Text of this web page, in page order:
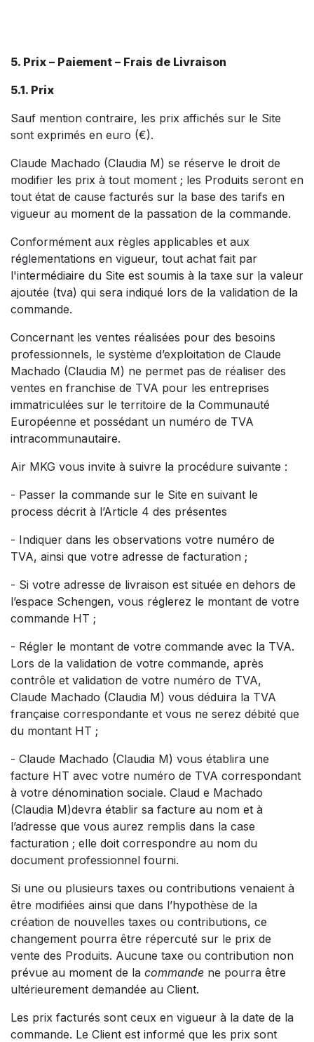
5. Prix – Paiement – Frais de Livraison
5.1. Prix
Sauf mention contraire, les prix affichés sur le Site
sont exprimés en euro (€).
Claude Machado (Claudia M) se réserve le droit de
modifier les prix à tout moment ; les Produits seront en
tout état de cause facturés sur la base des tarifs en
vigueur au moment de la passation de la commande.
Conformément aux règles applicables et aux
réglementations en vigueur, tout achat fait par
l'intermédiaire du Site est soumis à la taxe sur la valeur
ajoutée (tva) qui sera indiqué lors de la validation de la
commande.
Concernant les ventes réalisées pour des besoins
professionnels, le système d’exploitation de Claude
Machado (Claudia M) ne permet pas de réaliser des
ventes en franchise de TVA pour les entreprises
immatriculées sur le territoire de la Communauté
Européenne et possédant un numéro de TVA
intracommunautaire.
Air MKG vous invite à suivre la procédure suivante :
- Passer la commande sur le Site en suivant le
process décrit à l’Article 4 des présentes
- Indiquer dans les observations votre numéro de
TVA, ainsi que votre adresse de facturation ;
- Si votre adresse de livraison est située en dehors de
l’espace Schengen, vous réglerez le montant de votre
commande HT ;
- Régler le montant de votre commande avec la TVA.
Lors de la validation de votre commande, après
contrôle et validation de votre numéro de TVA,
Claude Machado (Claudia M) vous déduira la TVA
française correspondante et vous ne serez débité que
du montant HT ;
- Claude Machado (Claudia M) vous établira une
facture HT avec votre numéro de TVA correspondant
à votre dénomination sociale. Claud e Machado
(Claudia M)devra établir sa facture au nom et à
l’adresse que vous aurez remplis dans la case
facturation ; elle doit correspondre au nom du
document professionnel fourni.
Si une ou plusieurs taxes ou contributions venaient à
être modifiées ainsi que dans l’hypothèse de la
création de nouvelles taxes ou contributions, ce
changement pourra être répercuté sur le prix de
vente des Produits. Aucune taxe ou contribution non
prévue au moment de la commande ne pourra être
ultérieurement demandée au Client.
Les prix facturés sont ceux en vigueur à la date de la
commande. Le Client est informé que les prix sont